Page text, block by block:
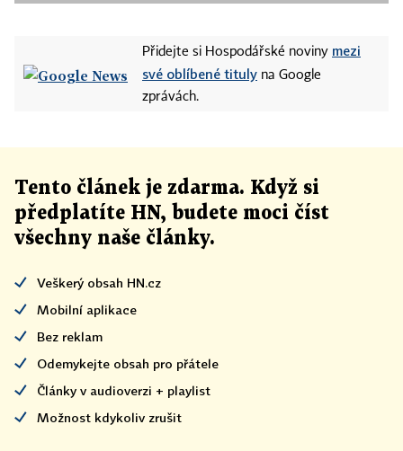
Přidejte si Hospodářské noviny mezi
své oblíbené tituly na Google
zprávách.
Tento článek je zdarma. Když si
předplatíte HN, budete moci číst
všechny naše články.
Veškerý obsah HN.cz
Mobilní aplikace
Bez reklam
Odemykejte obsah pro přátele
Články v audioverzi + playlist
Možnost kdykoliv zrušit